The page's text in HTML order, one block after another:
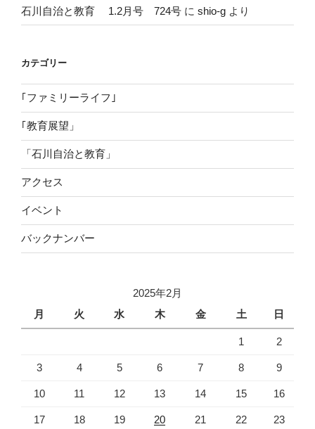
石川自治と教育 1.2月号 724号 に shio-g より
カテゴリー
｢ファミリーライフ｣
｢教育展望」
「石川自治と教育」
アクセス
イベント
バックナンバー
2025年2月
月
火 水 木 金 土 日
1 2
3 4 5 6 7 8 9
10 11 12 13 14 15 16
17 18 19 20 21 22 23